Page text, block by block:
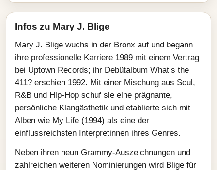
Infos zu Mary J. Blige
Mary J. Blige wuchs in der Bronx auf und begann
ihre professionelle Karriere 1989 mit einem Vertrag
bei Uptown Records; ihr Debütalbum What’s the
411? erschien 1992. Mit einer Mischung aus Soul,
R&B und Hip‑Hop schuf sie eine prägnante,
persönliche Klangästhetik und etablierte sich mit
Alben wie My Life (1994) als eine der
einflussreichsten Interpretinnen ihres Genres.
Neben ihren neun Grammy‑Auszeichnungen und
zahlreichen weiteren Nominierungen wird Blige für